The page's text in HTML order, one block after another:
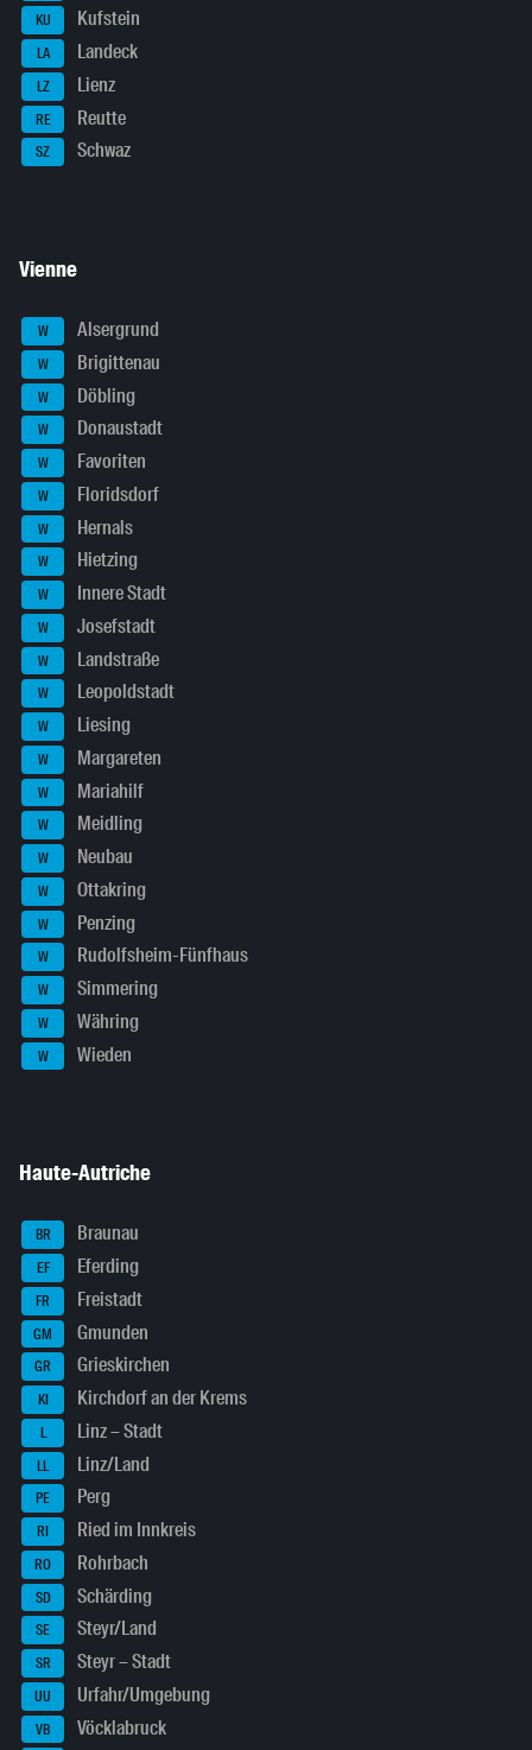
KU Kufstein
LA Landeck
LZ Lienz
RE Reutte
SZ Schwaz
Vienne
W Alsergrund
W Brigittenau
W Döbling
W Donaustadt
W Favoriten
W Floridsdorf
W Hernals
W Hietzing
W Innere Stadt
W Josefstadt
W Landstraße
W Leopoldstadt
W Liesing
W Margareten
W Mariahilf
W Meidling
W Neubau
W Ottakring
W Penzing
W Rudolfsheim-Fünfhaus
W Simmering
W Währing
W Wieden
Haute-Autriche
BR Braunau
EF Eferding
FR Freistadt
GM Gmunden
GR Grieskirchen
KI Kirchdorf an der Krems
L Linz – Stadt
LL Linz/Land
PE Perg
RI Ried im Innkreis
RO Rohrbach
SD Schärding
SE Steyr/Land
SR Steyr – Stadt
UU Urfahr/Umgebung
VB
Vöcklabruck